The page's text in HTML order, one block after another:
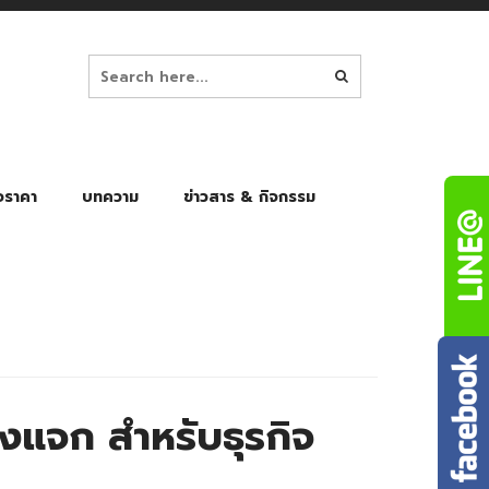
าคา บทความ ข่าวสาร & กิจกรรม
แจก สำหรับธุรกิจ